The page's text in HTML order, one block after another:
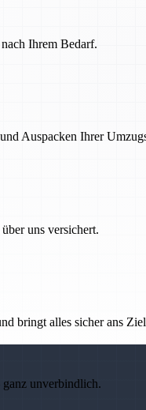
Ihrem Bedarf.
Auspacken Ihrer
uns versichert.
bringt alles sicher ans
unverbindlich.